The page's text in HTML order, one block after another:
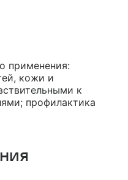
применения:
кожи и
к
профилактика